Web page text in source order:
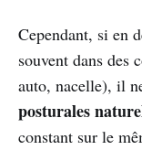
Cependant, si en
souvent dans des
auto, nacelle), il
posturales
constant sur le